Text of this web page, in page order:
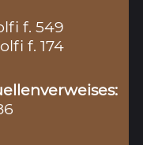
f. 549
f. 174